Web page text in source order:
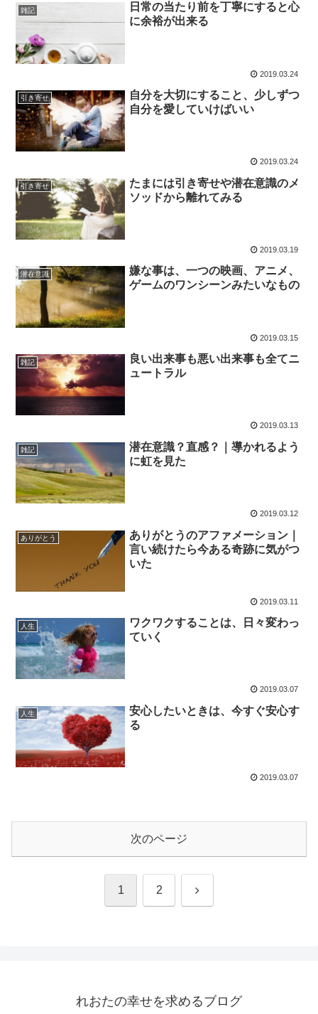
雑記
日常の当たり前を丁寧にすると心
に余裕が出来る
2019.03.24
引き寄せ
自分を大切にすること、少しずつ
自分を愛していけばいい
2019.03.24
引き寄せ
たまには引き寄せや潜在意識のメ
ソッドから離れてみる
2019.03.19
潜在意識
嫌な事は、一つの映画、アニメ、
ゲームのワンシーンみたいなもの
2019.03.15
雑記
良い出来事も悪い出来事も全てニ
ュートラル
2019.03.13
雑記
潜在意識？直感？｜導かれるよう
に虹を見た
2019.03.12
ありがとう
ありがとうのアファメーション｜
言い続けたら今ある奇跡に気がつ
いた
2019.03.11
人生
ワクワクすることは、日々変わっ
ていく
2019.03.07
人生
安心したいときは、今すぐ安心す
る
2019.03.07
次のページ
1 2 次
れおたの幸せを求めるブログ